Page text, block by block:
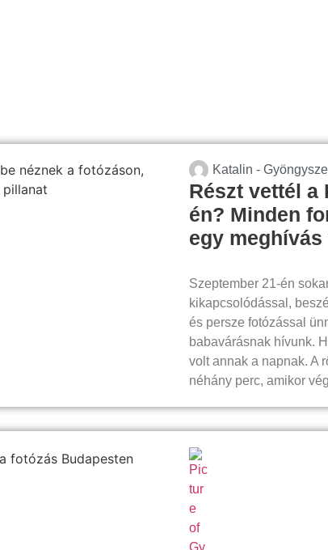
Katalin -
Részt vettél a
én? Minden
egy
Szeptember 21-én
kikapcsolódással,
és persze fotózással
babavárásnak hívunk.
volt annak a napnak. A
néhány perc, amikor